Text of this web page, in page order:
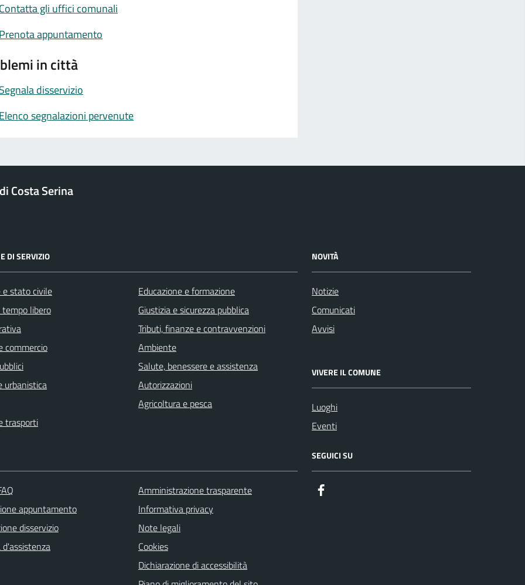
gli uffici comunali
appuntamento
in città
disservizio
segnalazioni pervenute
Costa Serina
DI SERVIZIO
e stato civile
libero
commercio
urbanistica
trasporti
Educazione e formazione
Giustizia e sicurezza pubblica
Tributi, finanze e contravvenzioni
Ambiente
Salute, benessere e assistenza
Autorizzazioni
Agricoltura e pesca
NOVITÀ
Notizie
Comunicati
Avvisi
VIVERE IL COMUNE
Luoghi
Eventi
appuntamento
disservizio
Amministrazione trasparente
Informativa privacy
Note legali
Cookies
Dichiarazione di accessibilità
SEGUICI SU